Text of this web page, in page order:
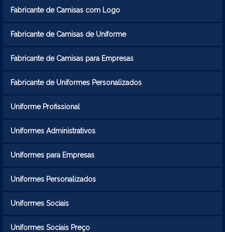
Fabricante de Camisas com Logo
Fabricante de Camisas de Uniforme
Fabricante de Camisas para Empresas
Fabricante de Uniformes Personalizados
Uniforme Profissional
Uniformes Administrativos
Uniformes para Empresas
Uniformes Personalizados
Uniformes Sociais
Uniformes Sociais Preço